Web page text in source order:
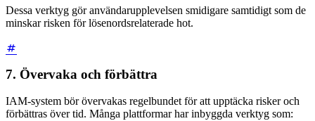
Dessa verktyg gör användarupplevelsen smidigare samtidigt som de
minskar risken för lösenordsrelaterade hot.
7. Övervaka och förbättra
IAM-system bör övervakas regelbundet för att upptäcka risker och
förbättras över tid. Många plattformar har inbyggda verktyg som: